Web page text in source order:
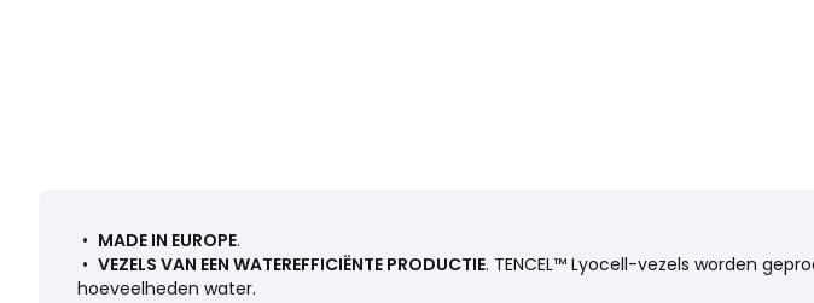
• MADE IN EUROPE.
• VEZELS VAN EEN WATEREFFICIËNTE PRODUCTIE. TENCEL™ Lyocell-vezels worden
hoeveelheden water.